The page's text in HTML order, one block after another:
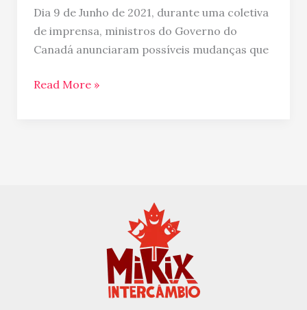
Dia 9 de Junho de 2021, durante uma coletiva
de imprensa, ministros do Governo do
Canadá anunciaram possíveis mudanças que
Read More »